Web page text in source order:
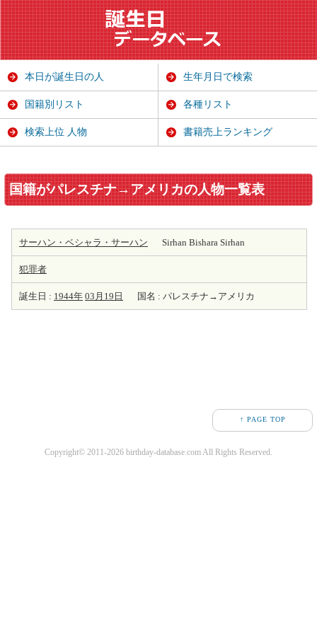
国籍がパレスチナ→アメリカの人物一覧表
サーハン・ベシャラ・サーハン Sirhan Bishara Sirhan
犯罪者
誕生日 : 1944年 03月19日 国名 : パレスチナ→アメリカ
本日が誕生日の人 生年月日で検索
国籍別リスト 各種リスト
検索上位 人物 書籍売上ランキング
↑ PAGE TOP
Copyright© 2011-2026 birthday-database.com All Rights Reserved.